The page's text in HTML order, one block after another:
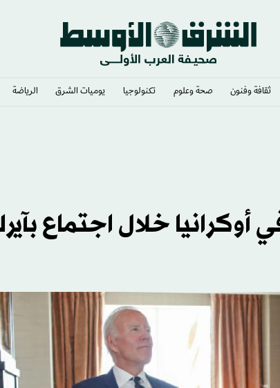
ثقافة وفنون صحة وعلوم تكنولوجيا يوميات الشرق​ الرياضة
خلال اجتماع